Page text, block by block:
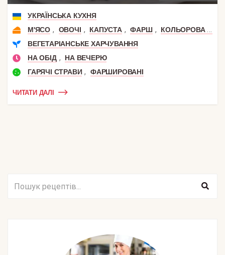
УКРАЇНСЬКА КУХНЯ
М'ЯСО , ОВОЧІ , КАПУСТА , ФАРШ ,
КОЛЬОРОВА КАПУСТА
ВЕГЕТАРІАНСЬКЕ ХАРЧУВАННЯ
НА ОБІД ,
НА ВЕЧЕРЮ
ГАРЯЧІ СТРАВИ , ФАРШИРОВАНІ
ЧИТАТИ ДАЛІ